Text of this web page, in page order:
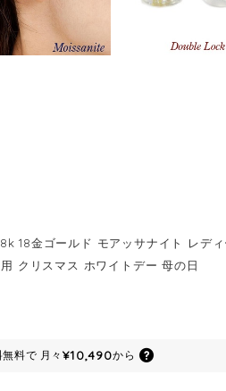
18金ゴールド モアッサナイト レ
クリスマス ホワイトデー 母の日
無料で 月々¥10,490から